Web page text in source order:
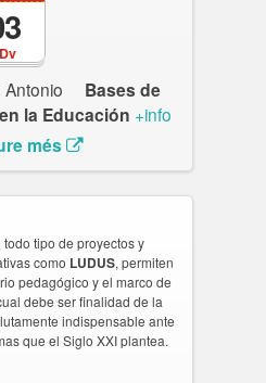
Dv
Antonio
Bases de
la Educación +info
més
todo tipo de proyectos y
como LUDUS, permiten
pedagógico y el marco de
debe ser finalidad de la
indispensable ante
que el Siglo XXI plantea.
Pero Bonito
Ludus
(en) la escuela
Ludus